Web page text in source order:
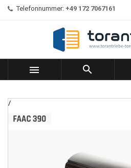
Telefonnummer: +49 172 7067161
 
/